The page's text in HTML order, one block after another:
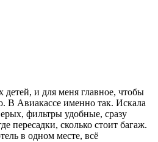
детей, и для меня главное, чтобы
В Авиакассе именно так. Искала
фильтры удобные, сразу
пересадки, сколько стоит багаж.
в одном месте, всё